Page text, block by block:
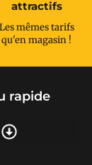
attractifs
Les mêmes tarifs
qu'en magasin !
rapide